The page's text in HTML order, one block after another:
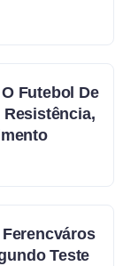
Futebol De
Resistência,
Teste